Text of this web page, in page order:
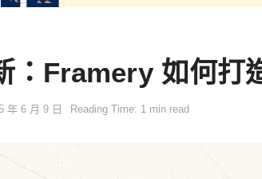
：Framery 如何打
年 6 月 9 日 Reading Time: 1 min read